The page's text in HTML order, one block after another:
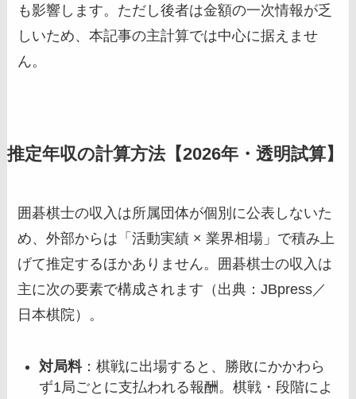
も影響します。ただし後者は金額の一次情報が乏
しいため、本記事の主計算では中心に据えませ
ん。
推定年収の計算方法【2026年・透明試算】
囲碁棋士の収入は所属団体が個別に公表しないた
め、外部からは「活動実績 × 業界相場」で積み上
げて推定するほかありません。囲碁棋士の収入は
主に次の要素で構成されます（出典：JBpress／
日本棋院）。
対局料：棋戦に出場すると、勝敗にかかわら
ず1局ごとに支払われる報酬。棋戦・段階によ